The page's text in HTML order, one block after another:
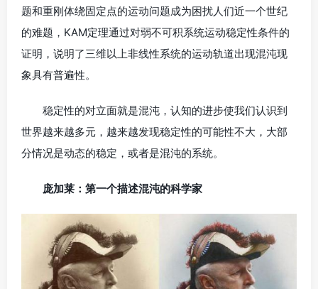
题和重刚体绕固定点的运动问题成为困扰人们近一个世纪
的难题，KAM定理通过对弱不可积系统运动稳定性条件的
证明，说明了三维以上非线性系统的运动轨道出现混沌现
象具有普遍性。
稳定性的对立面就是混沌，认知的进步使我们认识到
世界越来越多元，越来越发现稳定性的可能性不大，大部
分情况是动态的稳定，或者是混沌的系统。
庞加莱：第一个描述混沌的科学家